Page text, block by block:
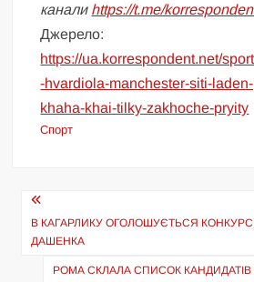
канали https://t.me/
Джерело:
https://ua.korrespondent.net/
-hvardiola-manchester-siti-
khaha-khai-tilky-zakhoche-pryity
Спорт
Навігація
записів
В КАГАРЛИКУ ОГОЛОШУЄТЬСЯ
ДАШЕНКА
РОМА СКЛАЛА СПИСОК